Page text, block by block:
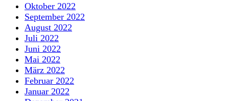
Oktober 2022
September 2022
August 2022
Juli 2022
Juni 2022
Mai 2022
März 2022
Februar 2022
Januar 2022